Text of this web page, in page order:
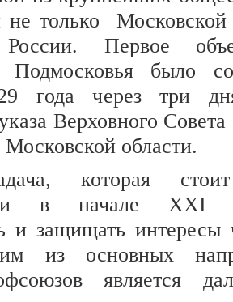
не только Московской
Первое
Подмосковья было
года через три
Верховного
Московской области.
которая
в начале XXI
и защищать интересы
из основных
является